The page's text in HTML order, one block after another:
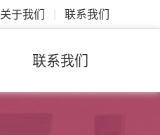
关于我们 联系我们
联系我们